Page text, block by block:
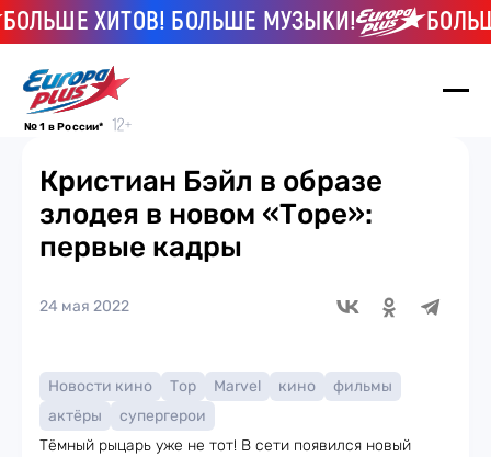
ХИТОВ! БОЛЬШЕ МУЗЫКИ!
№ 1 в России*
Кристиан Бэйл в образе
злодея в новом «Торе»:
первые кадры
24 мая 2022
Новости кино Тор Marvel кино
фильмы
актёры
супергерои
Тёмный рыцарь уже не тот! В сети появился новый